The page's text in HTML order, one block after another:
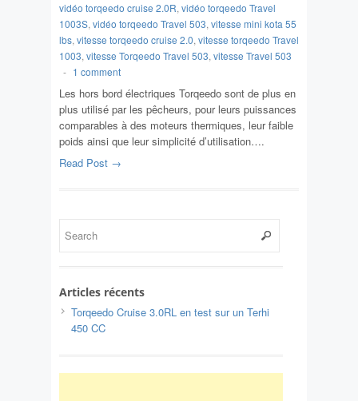
vidéo torqeedo cruise 2.0R, vidéo torqeedo Travel
1003S, vidéo torqeedo Travel 503, vitesse mini kota 55
lbs, vitesse torqeedo cruise 2.0, vitesse torqeedo Travel
1003, vitesse Torqeedo Travel 503, vitesse Travel 503
- 1 comment
Les hors bord électriques Torqeedo sont de plus en
plus utilisé par les pêcheurs, pour leurs puissances
comparables à des moteurs thermiques, leur faible
poids ainsi que leur simplicité d’utilisation….
Read Post →
Articles récents
Torqeedo Cruise 3.0RL en test sur un Terhi
450 CC